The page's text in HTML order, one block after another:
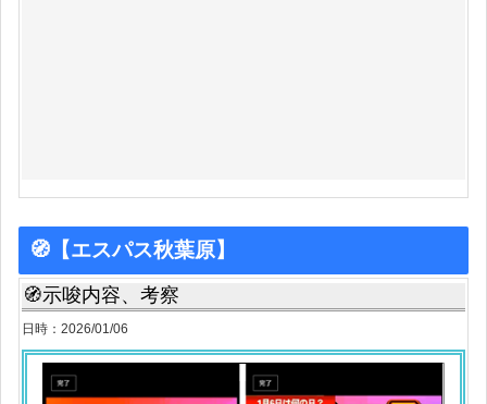
🧭【エスパス秋葉原】
🧭示唆内容、考察
日時：2026/01/06